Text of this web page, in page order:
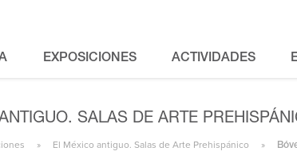
EXPOSICIONES ACTIVIDADES
SALAS DE ARTE
El México antiguo. Salas de Arte Prehispánico